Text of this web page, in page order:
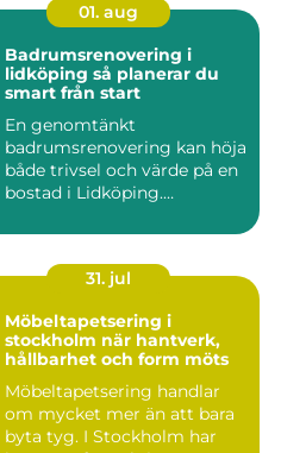
01. aug
Badrumsrenovering i
lidköping så planerar du
smart från start
En genomtänkt
badrumsrenovering kan höja
både trivsel och värde på en
bostad i Lidköping.
31. jul
Möbeltapetsering i
stockholm när hantverk,
hållbarhet och form möts
Möbeltapetsering handlar
om mycket mer än att bara
byta tyg. I Stockholm har